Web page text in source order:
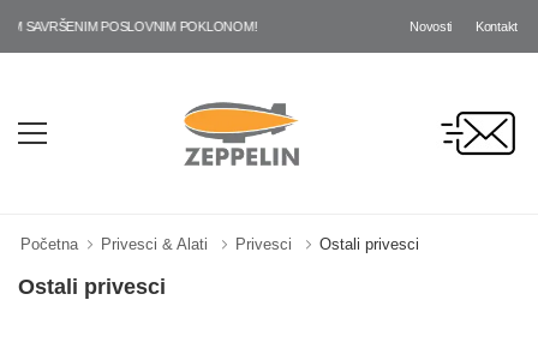
POSLOVNIM POKLONOM! Novosti Kontakt
Početna Privesci & Alati Privesci Ostali privesci
Ostali privesci